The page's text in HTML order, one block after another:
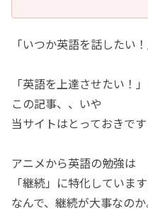
「いつか英語を話したい！
「英語を上達させたい！
この記事、、いや
当サイトはとっておきです
アニメから英語の勉強は
「継続」に特化しています
なんで、継続が大事なのか